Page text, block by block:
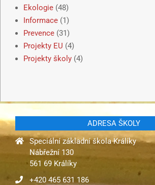
Ekologie (48)
Informace (1)
Prevence (31)
Projekty EU (4)
Projekty školy (4)
ADRESA ŠKOLY
Speciální základní škola Králíky
Nábřežní 130
561 69 Králíky
+420 465 631 186